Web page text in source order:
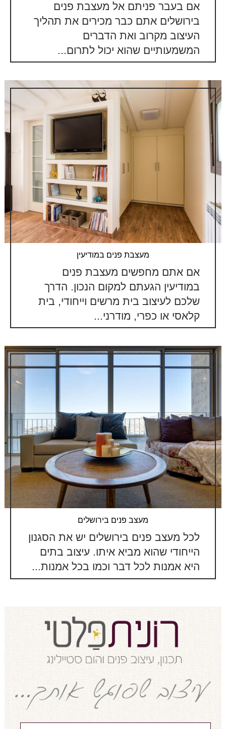
אם בעבר פניתם אל מעצבת פנים
בירושלים אתם כבר מכירים את תהליך
העיצוב מקרוב ואת הדברים
המשמעותיים שהוא יכול לתרום...
מעצבת פנים במודיעין
אם אתם מחפשים מעצבת פנים
במודיעין הגעתם למקום הנכון. הדרך
שלכם לעיצוב בית מרשים וייחודי, בית
קלאסי או כפרי, מודרני...
מעצב פנים בירושלים
לכל מעצב פנים בירושלים יש את הסגנון
הייחודי שהוא מביא איתו. עיצוב בתים
היא אמנות לכל דבר וכמו בכל אמנות...